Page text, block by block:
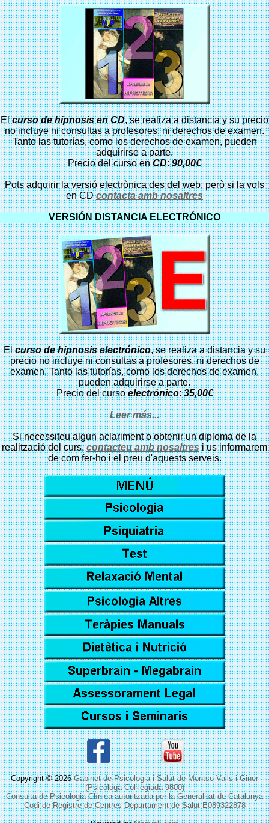
Elcurso de hipnosis en CD, se realiza a distancia y su precio
no incluye ni consultas a profesores, ni derechos de examen.
Tanto las tutorías, como los derechos de examen, pueden
adquirirse a parte.
Precio del curso enCD:90,00€
Pots adquirir la versió electrònica des del web, però si la vols
en CDcontacta amb nosaltres
VERSIÓN DISTANCIA ELECTRÓNICO
Elcurso de hipnosiselectrónico, se realiza a distancia y su
precio no incluye ni consultas a profesores, ni derechos de
examen. Tanto las tutorías, como los derechos de examen,
pueden adquirirse a parte.
Precio del cursoelectrónico:35,00€
Leer más...
Si necessiteu algun aclariment o obtenir un diploma de la
realització del curs,contacteu amb nosaltresi us informarem
de com fer-ho i el preu d'aquests serveis.
Copyright © 2026Gabinet de Psicologia i Salut de Montse Valls i Giner
(Psicòloga Col·legiada 9800)
Consulta de Psicologia Clínica autoritzada per la Generalitat de Catalunya
Codi de Registre de Centres Departament de Salut E089322878